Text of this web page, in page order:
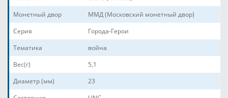
Монетный двор
ММД (Московский монетный двор)
Серия
Города-Герои
Тематика
война
Вес(г)
5,1
Диаметр (мм)
23